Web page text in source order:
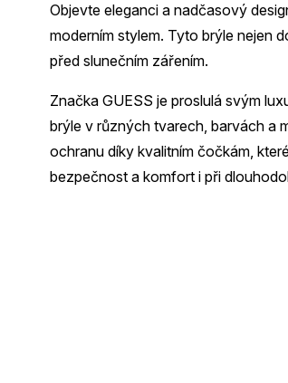
Objevte eleganci a nadčasový
moderním stylem. Tyto brýle nejen
před slunečním zářením.
Značka GUESS je proslulá svým
brýle v různých tvarech, barvách a
ochranu díky kvalitním čočkám,
bezpečnost a komfort i při